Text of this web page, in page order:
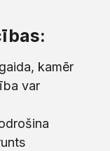
kamēr
var